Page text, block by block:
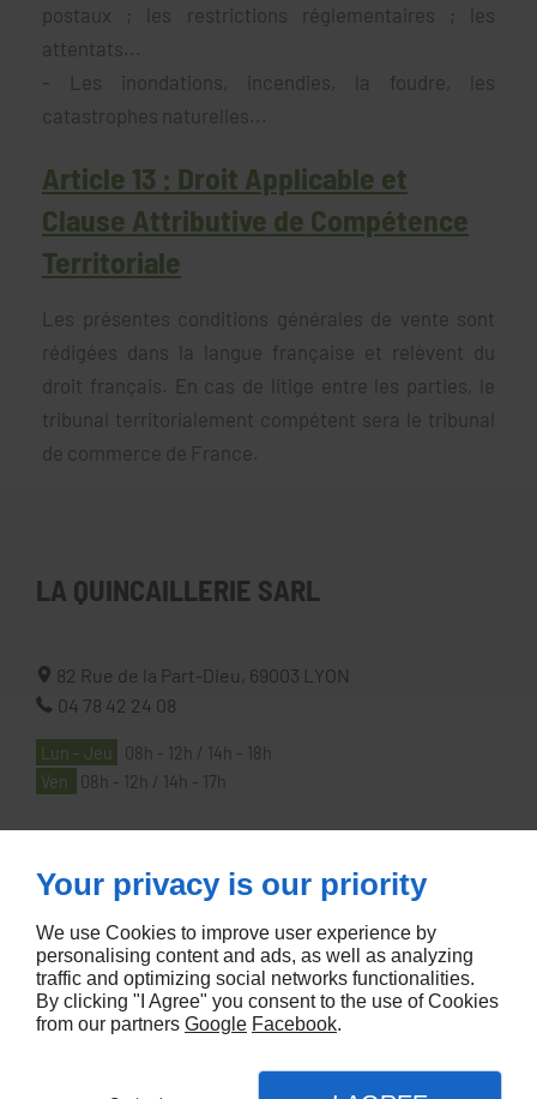
postaux ; les restrictions réglementaires ; les
attentats...
- Les inondations, incendies, la foudre, les
catastrophes naturelles...
Article 13 : Droit Applicable et
Clause Attributive de Compétence
Territoriale
Les présentes conditions générales de vente sont
rédigées dans la langue française et relèvent du
droit français. En cas de litige entre les parties, le
tribunal territorialement compétent sera le tribunal
de commerce de France.
LA QUINCAILLERIE SARL
82 Rue de la Part-Dieu, 69003
LYON
04 78 42 24 08
Lun - Jeu
08h - 12h / 14h - 18h
Ven
08h - 12h / 14h - 17h
À PROPOS
Accueil
Contactez-nous
Mentions légales
Plan du site
Your privacy is our priority
We use Cookies to improve user experience by
personalising content and ads, as well as analyzing
traffic and optimizing social networks functionalities.
By clicking "I Agree" you consent to the use of Cookies
from our partners Google Facebook.